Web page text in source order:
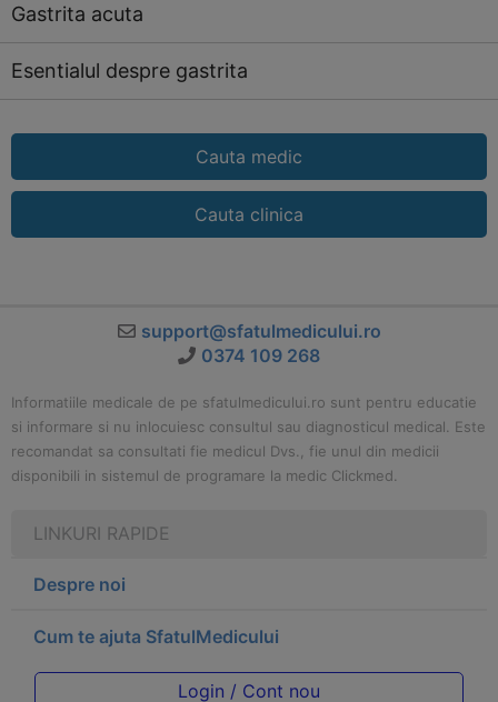
Gastrita acuta
Esentialul despre gastrita
Cauta medic
Cauta clinica
support@sfatulmedicului.ro
0374 109 268
Informatiile medicale de pe sfatulmedicului.ro sunt pentru educatie
si informare si nu inlocuiesc consultul sau diagnosticul medical. Este
recomandat sa consultati fie medicul Dvs., fie unul din medicii
disponibili in sistemul de programare la medic Clickmed.
LINKURI RAPIDE
Despre noi
Cum te ajuta SfatulMedicului
Login / Cont nou